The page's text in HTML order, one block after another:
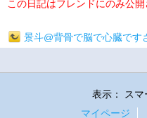
この日記はフレンドにのみ公開
景斗@背骨で脳で心臓です
表示： ス
マイページ